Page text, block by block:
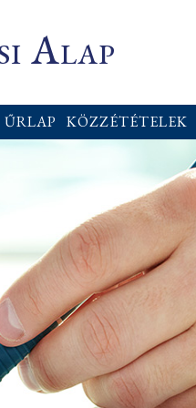
Alap
ŰRLAP KÖZZÉTÉTELEK